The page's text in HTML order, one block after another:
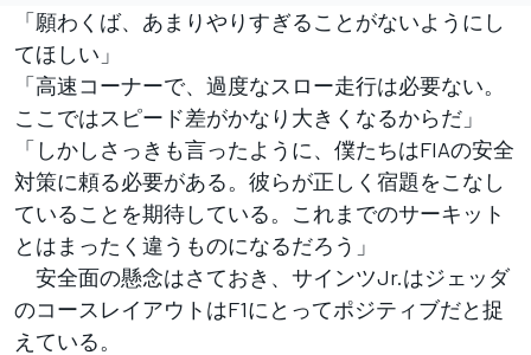
「願わくば、あまりやりすぎることがないようにし
てほしい」
「高速コーナーで、過度なスロー走行は必要ない。
ここではスピード差がかなり大きくなるからだ」
「しかしさっきも言ったように、僕たちはFIAの安全
対策に頼る必要がある。彼らが正しく宿題をこなし
ていることを期待している。これまでのサーキット
とはまったく違うものになるだろう」
安全面の懸念はさておき、サインツJr.はジェッダ
のコースレイアウトはF1にとってポジティブだと捉
えている。